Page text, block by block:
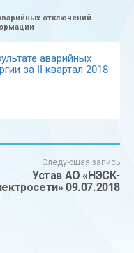
отключений
аварийных
за II квартал 2018
Следующая запись
Устав АО «НЭСК-
09.07.2018